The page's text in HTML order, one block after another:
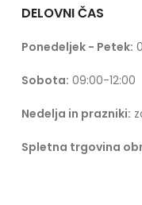
DELOVNI ČAS
Ponedeljek - Petek:
Sobota: 09:00-12:00
Nedelja in prazniki:
Spletna trgovina